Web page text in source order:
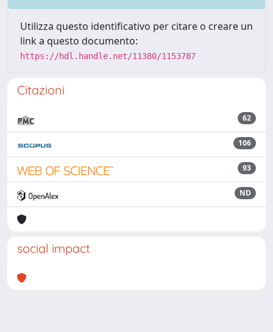
Utilizza questo identificativo per citare o creare un
link a questo documento:
https://hdl.handle.net/11380/1153787
Citazioni
62
106
93
ND
social impact